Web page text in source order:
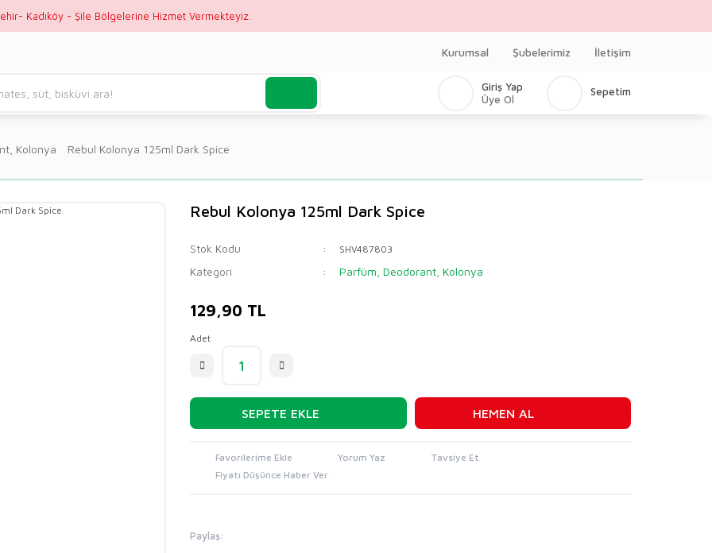
Kadıköy - Şile Bölgelerine Hizmet Vermekteyiz.
Kurumsal Şubelerimiz İletişim
Giriş Yap
Üye Ol
Sepetim
Kolonya Rebul Kolonya 125ml Dark Spice
Rebul Kolonya 125ml Dark Spice
Stok Kodu SHV487803
Kategori Parfüm, Deodorant, Kolonya
129,90 TL
Adet
SEPETE EKLE HEMEN AL
Yorum Yaz
Tavsiye Et
Fiyatı Düşünce Haber Ver
Paylaş: